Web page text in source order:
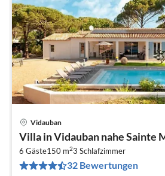
Vidauban
Villa in Vidauban nahe Sainte
6 Gäste150 m23 Schlafzimmer
32 Bewertungen